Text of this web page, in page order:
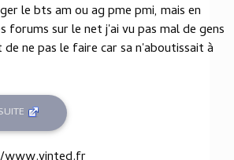
le bts am ou ag pme pmi, mais en
forums sur le net j'ai vu pas mal de gens
ne pas le faire car sa n'aboutissait à